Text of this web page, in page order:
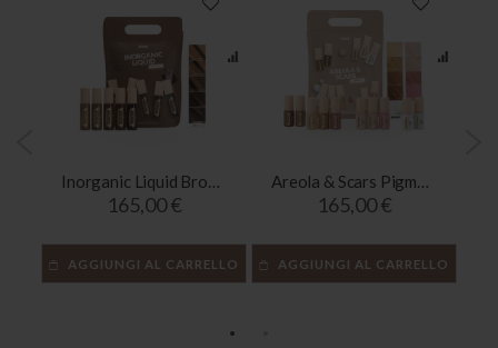
Inorganic Liquid Brow Kit
165,00 €
AGGIUNGI AL CARRELLO
Areola & Scars Pigment Kit
165,00 €
AGGIUNGI AL CARRELLO